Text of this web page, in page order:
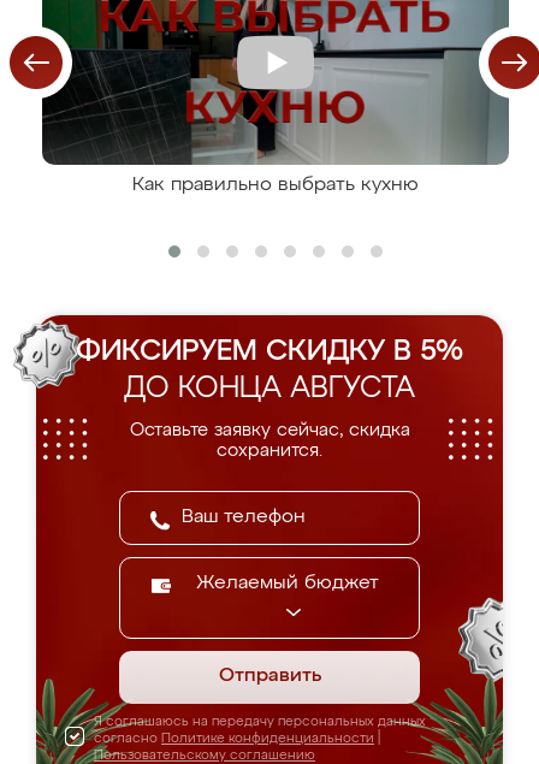
Как правильно выбрать кухню
ФИКСИРУЕМ СКИДКУ В 5%
ДО КОНЦА АВГУСТА
Оставьте заявку сейчас, скидка
сохранится.
Желаемый бюджет
Отправить
Я соглашаюсь на передачу персональных данных
согласно Политике конфиденциальности
Пользовательскому соглашению